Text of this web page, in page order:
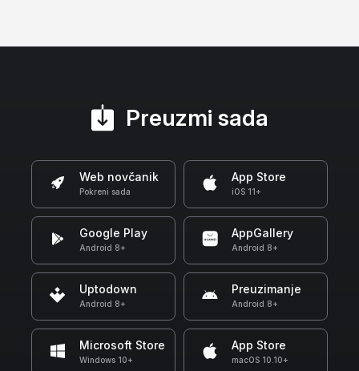
Preuzmi sada
Web novčanik
Pokreni sada
App Store
iOS 11+
Google Play
Android 8+
AppGallery
Android 8+
Uptodown
Android 8+
Preuzimanje
Android 8+
Microsoft Store
Windows 10+
App Store
macOS 10.10+